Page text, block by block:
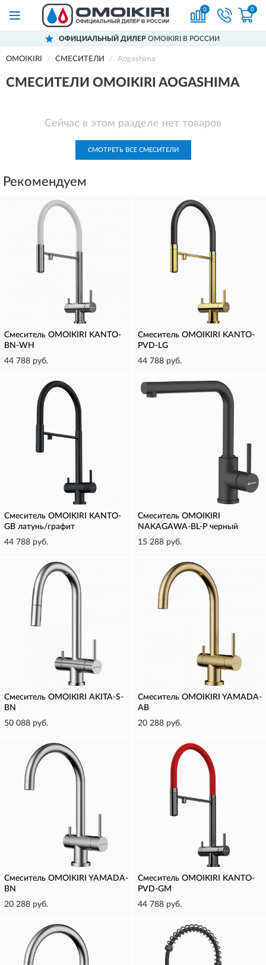
0 0
ОФИЦИАЛЬНЫЙ ДИЛЕР OMOIKIRI В РОССИИ
OMOIKIRI СМЕСИТЕЛИ Aogashima
СМЕСИТЕЛИ OMOIKIRI AOGASHIMA
Сейчас в этом разделе нет товаров
СМОТРЕТЬ ВСЕ СМЕСИТЕЛИ
Рекомендуем
Смеситель OMOIKIRI KANTO-
BN-WH
44 788 руб.
Смеситель OMOIKIRI KANTO-
PVD-LG
44 788 руб.
Смеситель OMOIKIRI KANTO-
GB латунь/графит
44 788 руб.
Смеситель OMOIKIRI
NAKAGAWA-BL-P черный
15 288 руб.
Смеситель OMOIKIRI AKITA-S-
BN
50 088 руб.
Смеситель OMOIKIRI YAMADA-
AB
20 288 руб.
Смеситель OMOIKIRI YAMADA-
BN
20 288 руб.
Смеситель OMOIKIRI KANTO-
PVD-GM
44 788 руб.